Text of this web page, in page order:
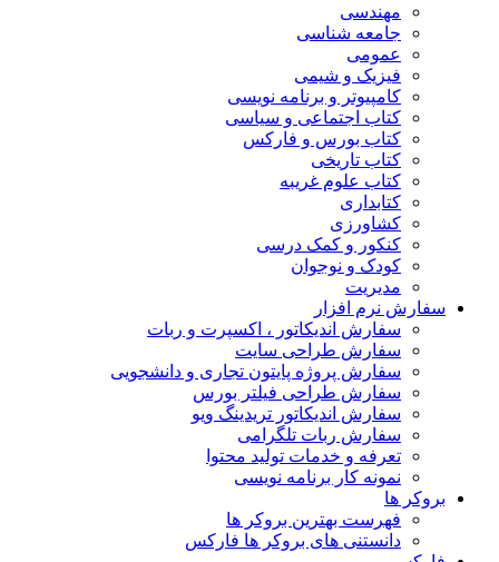
مهندسی
جامعه شناسی
عمومی
فیزیک و شیمی
کامپیوتر و برنامه نویسی
کتاب اجتماعی و سیاسی
کتاب بورس و فارکس
کتاب تاریخی
کتاب علوم غریبه
کتابداری
کشاورزی
کنکور و کمک‌ درسی
کودک و نوجوان
مدیریت
سفارش نرم افزار
سفارش اندیکاتور ، اکسپرت و ربات
سفارش طراحی سایت
سفارش پروژه پایتون تجاری و دانشجویی
سفارش طراحی فیلتر بورس
سفارش اندیکاتور تریدینگ ویو
سفارش ربات تلگرامی
تعرفه و خدمات تولید محتوا
نمونه کار برنامه نویسی
بروکر ها
فهرست بهترین بروکر ها
دانستنی های بروکر ها فارکس